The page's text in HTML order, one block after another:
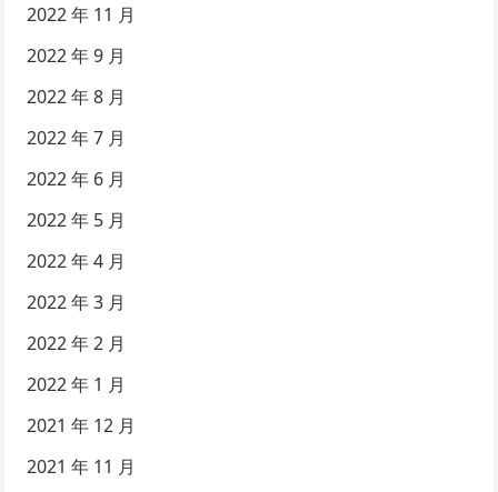
2022 年 11 月
2022 年 9 月
2022 年 8 月
2022 年 7 月
2022 年 6 月
2022 年 5 月
2022 年 4 月
2022 年 3 月
2022 年 2 月
2022 年 1 月
2021 年 12 月
2021 年 11 月